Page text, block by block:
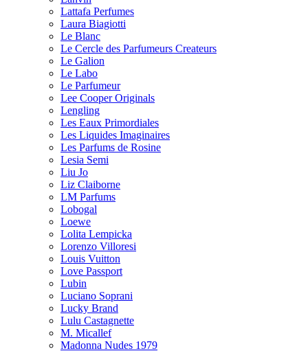
Lattafa Perfumes
Laura Biagiotti
Le Blanc
Le Cercle des Parfumeurs Createurs
Le Galion
Le Labo
Le Parfumeur
Lee Cooper Originals
Lengling
Les Eaux Primordiales
Les Liquides Imaginaires
Les Parfums de Rosine
Lesia Semi
Liu Jo
Liz Claiborne
LM Parfums
Lobogal
Loewe
Lolita Lempicka
Lorenzo Villoresi
Louis Vuitton
Love Passport
Lubin
Luciano Soprani
Lucky Brand
Lulu Castagnette
M. Micallef
Madonna Nudes 1979